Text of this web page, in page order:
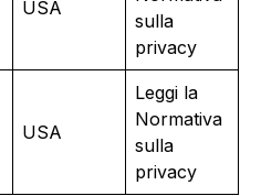
USA
sulla
privacy
USA
Leggi la
Normativa
sulla
privacy